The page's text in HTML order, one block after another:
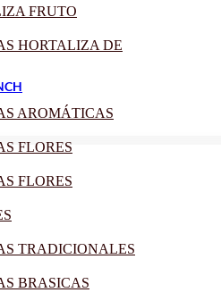
FRUTO
HORTALIZA DE
AROMÁTICAS
FLORES
FLORES
TRADICIONALES
BRASICAS
19.90€